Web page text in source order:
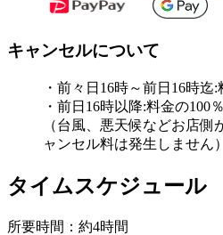
キャンセルについて
・前々日16時～前日16時迄:
・前日16時以降:料金の100％
（台風、悪天候などお店
ャンセル料は発生しません）
タイムスケジュール
所要時間：約4時間